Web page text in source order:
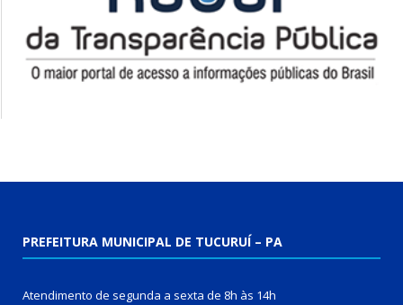
PREFEITURA MUNICIPAL DE TUCURUÍ – PA
Atendimento de segunda a sexta de 8h às 14h